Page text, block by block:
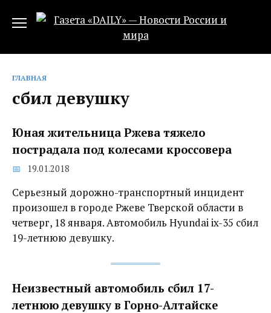
ГЛАВНАЯ
сбил девушку
Юная жительница Ржева тяжело
пострадала под колесами кроссовера‍
19.01.2018
Серьезный дорожно-транспортный инцидент
произошел в городе Ржеве Тверской области в
четверг, 18 января. Автомобиль Hyundai ix-35 сбил
19-летнюю девушку.
Неизвестный автомобиль сбил 17-
летнюю девушку в Горно-Алтайске